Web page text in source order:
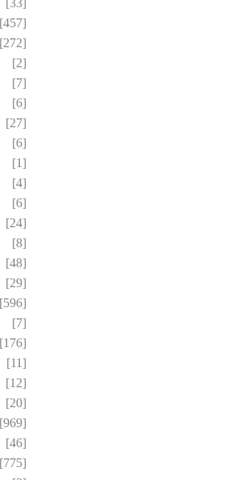
[33]
[457]
[272]
[2]
[7]
[6]
[27]
[6]
[1]
[4]
[6]
[24]
[8]
[48]
[29]
[596]
[7]
[176]
[11]
[12]
[20]
[969]
[46]
[775]